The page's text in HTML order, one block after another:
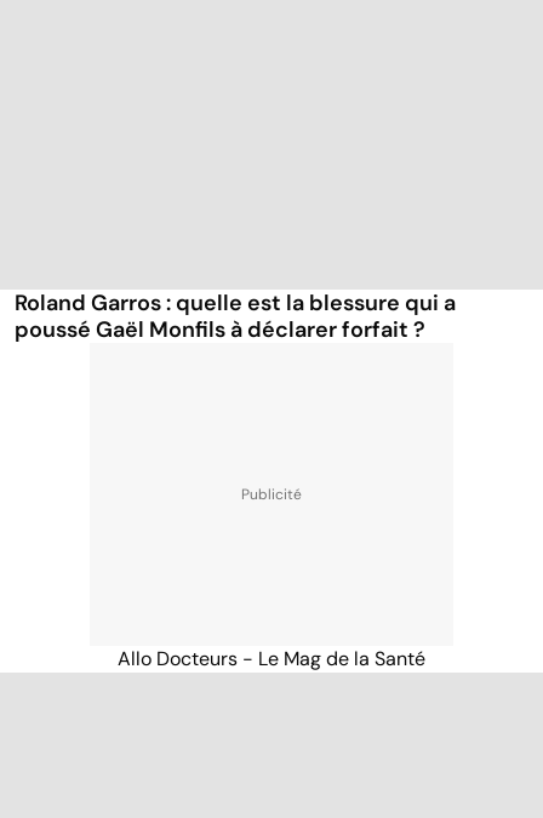
Roland Garros : quelle est la blessure qui a
poussé Gaël Monfils à déclarer forfait ?
Allo Docteurs - Le Mag de la Santé